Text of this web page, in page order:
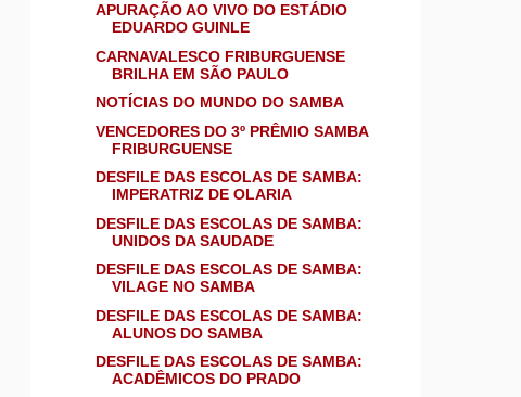
APURAÇÃO AO VIVO DO ESTÁDIO
EDUARDO GUINLE
CARNAVALESCO FRIBURGUENSE
BRILHA EM SÃO PAULO
NOTÍCIAS DO MUNDO DO SAMBA
VENCEDORES DO 3º PRÊMIO SAMBA
FRIBURGUENSE
DESFILE DAS ESCOLAS DE SAMBA:
IMPERATRIZ DE OLARIA
DESFILE DAS ESCOLAS DE SAMBA:
UNIDOS DA SAUDADE
DESFILE DAS ESCOLAS DE SAMBA:
VILAGE NO SAMBA
DESFILE DAS ESCOLAS DE SAMBA:
ALUNOS DO SAMBA
DESFILE DAS ESCOLAS DE SAMBA:
ACADÊMICOS DO PRADO